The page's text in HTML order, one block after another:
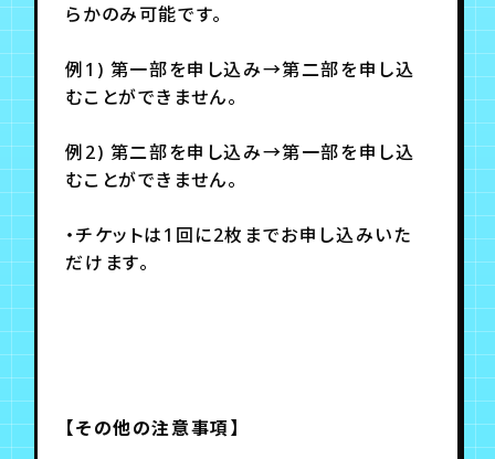
らかのみ可能です。
例1) 第一部を申し込み→第二部を申し込
むことができません。
例2) 第二部を申し込み→第一部を申し込
むことができません。
・チケットは1回に2枚までお申し込みいた
だけます。
【その他の注意事項】